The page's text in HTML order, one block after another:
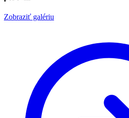
Zobraziť galériu